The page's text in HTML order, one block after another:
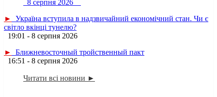
8 серпня 2026
►
Україна вступила в надзвичайний економічний стан. Чи є
світло вкінці тунелю?
19:01 - 8 серпня 2026
►
Ближневосточный тройственный пакт
16:51 - 8 серпня 2026
Читати всі новини ►